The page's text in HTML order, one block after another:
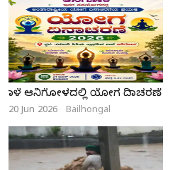
ನಾಳೆ ಆನಿಗೋಳದಲ್ಲಿ ಯೋಗ ದಿನಾಚರಣೆ
20 Jun 2026 Bailhongal